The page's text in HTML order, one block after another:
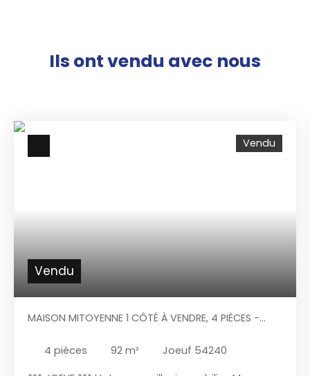
Ils ont vendu avec nous
Vendu
Vendu
MAISON MITOYENNE 1 CÔTÉ À VENDRE, 4 PIÈCES -
4 pièces 92 m² Joeuf 54240